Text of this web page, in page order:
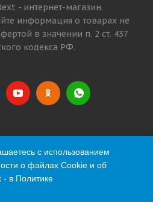
- интернет-магазин.
информация о товарах не
в значении п. 2 ст. 437
кодекса РФ.
с использованием
о файлах Cookie и об
- в Политике